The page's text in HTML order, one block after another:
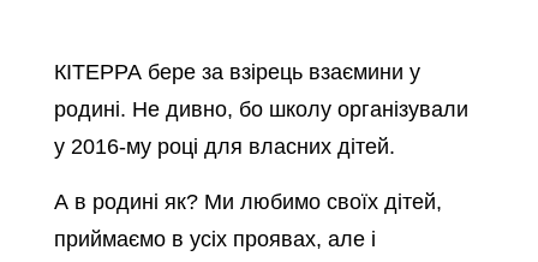
КІТЕРРА бере за взірець взаємини у
родині. Не дивно, бо школу організували
у 2016-му році для власних дітей.
А в родині як? Ми любимо своїх дітей,
приймаємо в усіх проявах, але і